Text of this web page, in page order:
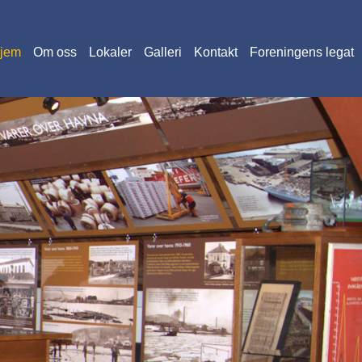
Om oss Lokaler Galleri Kontakt Foreningens legat